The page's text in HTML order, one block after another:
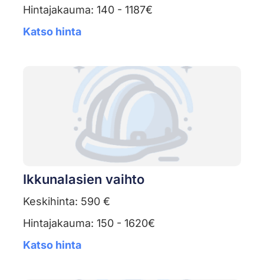
Hintajakauma: 140 - 1187€
Katso hinta
Ikkunalasien vaihto
Keskihinta: 590 €
Hintajakauma: 150 - 1620€
Katso hinta